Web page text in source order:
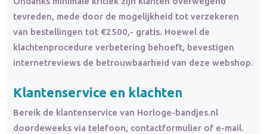
tevreden, mede door de mogelijkheid tot verzekeren
van bestellingen tot €2500,- gratis. Hoewel de
klachtenprocedure verbetering behoeft, bevestigen
internetreviews de betrouwbaarheid van deze webshop.
Klantenservice en klachten
Bereik de klantenservice van Horloge-bandjes.nl
doordeweeks via telefoon, contactformulier of e-mail.